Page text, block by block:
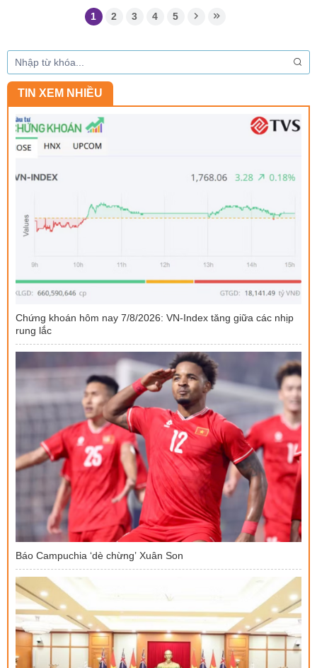
1 2 3 4 5
TIN XEM NHIỀU
Chứng khoán hôm nay 7/8/2026: VN-Index tăng giữa các nhịp
rung lắc
Báo Campuchia ‘dè chừng’ Xuân Son